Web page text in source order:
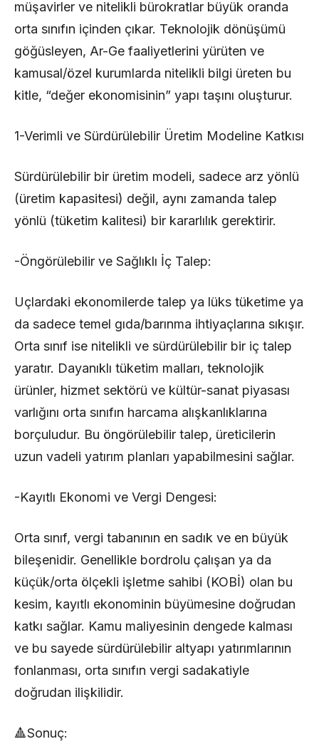
müşavirler ve nitelikli bürokratlar büyük oranda
orta sınıfın içinden çıkar. Teknolojik dönüşümü
göğüsleyen, Ar-Ge faaliyetlerini yürüten ve
kamusal/özel kurumlarda nitelikli bilgi üreten bu
kitle, “değer ekonomisinin” yapı taşını oluşturur.
1-Verimli ve Sürdürülebilir Üretim Modeline Katkısı
Sürdürülebilir bir üretim modeli, sadece arz yönlü
(üretim kapasitesi) değil, aynı zamanda talep
yönlü (tüketim kalitesi) bir kararlılık gerektirir.
-Öngörülebilir ve Sağlıklı İç Talep:
Uçlardaki ekonomilerde talep ya lüks tüketime ya
da sadece temel gıda/barınma ihtiyaçlarına sıkışır.
Orta sınıf ise nitelikli ve sürdürülebilir bir iç talep
yaratır. Dayanıklı tüketim malları, teknolojik
ürünler, hizmet sektörü ve kültür-sanat piyasası
varlığını orta sınıfın harcama alışkanlıklarına
borçuludur. Bu öngörülebilir talep, üreticilerin
uzun vadeli yatırım planları yapabilmesini sağlar.
-Kayıtlı Ekonomi ve Vergi Dengesi:
Orta sınıf, vergi tabanının en sadık ve en büyük
bileşenidir. Genellikle bordrolu çalışan ya da
küçük/orta ölçekli işletme sahibi (KOBİ) olan bu
kesim, kayıtlı ekonominin büyümesine doğrudan
katkı sağlar. Kamu maliyesinin dengede kalması
ve bu sayede sürdürülebilir altyapı yatırımlarının
fonlanması, orta sınıfın vergi sadakatiyle
doğrudan ilişkilidir.
🔺Sonuç: